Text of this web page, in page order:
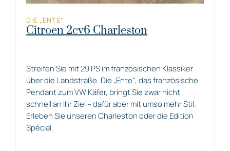
DIE „ENTE“
Citroen 2cv6 Charleston
Streifen Sie mit 29 PS im französischen Klassiker
über die Landstraße. Die „Ente“, das französische
Pendant zum VW Käfer, bringt Sie zwar nicht
schnell an Ihr Ziel – dafür aber mit umso mehr Stil.
Erleben Sie unseren Charleston oder die Edition
Spécial.